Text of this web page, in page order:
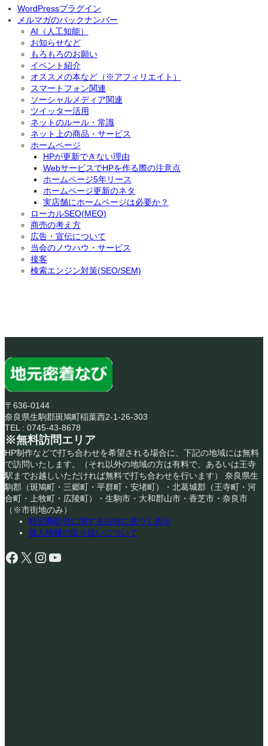
WordPressプラグイン
メルマガのバックナンバー
AI（人工知能）
お知らせなど
もろもろのお願い
イベント紹介
オススメの本など（※アフィリエイト）
スマートフォン関連
ソーシャルメディア関連
ツイッター活用
ネットのルール・常識
ネット上の商品・サービス
ホームページ
HPが更新できない理由
WebサービスでHPを作る際の注意点
ホームページ5年リース
ホームページ更新のネタ
実店舗にホームページは必要か？
ローカルSEO(MEO)
商売の考え方
広告・宣伝について
当会のノウハウ・サービス
接客
検索エンジン対策(SEO/SEM)
〒636-0144
奈良県生駒郡斑鳩町稲葉西2-1-26-303
TEL : 0745-43-8678
※無料訪問エリア
HP制作などで打ち合わせを希望される場合に、下記の地域には無料
で訪問いたします。（それ以外の地域の方は有料で、あるいは王寺
駅までお越しいただければ無料で打ち合わせを行います） 奈良県生
駒郡（斑鳩町・三郷町・平群町・安堵町）・北葛城郡（王寺町・河
合町・上牧町・広陵町）・生駒市・大和郡山市・香芝市・奈良市
（※市街地のみ）
特定商取引に関する法律に基づく表示
個人情報の取り扱いについて
Facebook X Instagram YouTube